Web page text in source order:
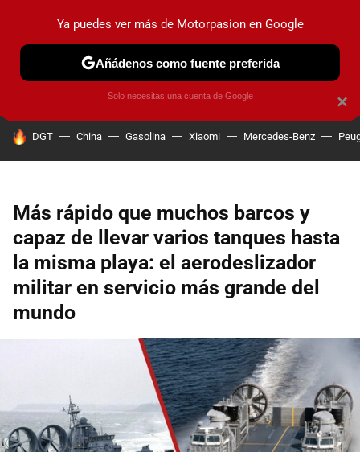
PRUEBAS COCHES ELÉCTRICOS OBSERVATORIO
HOY SE HABLA DE
DGT China Gasolina Xiaomi Mercedes-Benz
Más rápido que muchos barcos y
capaz de llevar varios tanques hasta
la misma playa: el aerodeslizador
militar en servicio más grande del
mundo
×
Ya puedes ver más de Motorpasion en Google
Añádenos como fuente preferida
Solo necesitas una cuenta de Google